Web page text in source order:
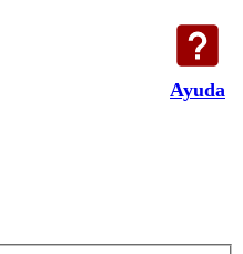
Ayuda